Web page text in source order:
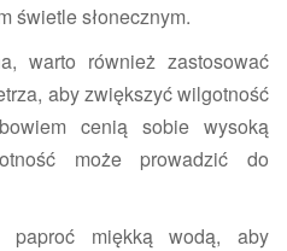
świetle słonecznym.
warto również zastosować
aby zwiększyć wilgotność
cenią sobie wysoką
może prowadzić do
paproć miękką wodą, aby